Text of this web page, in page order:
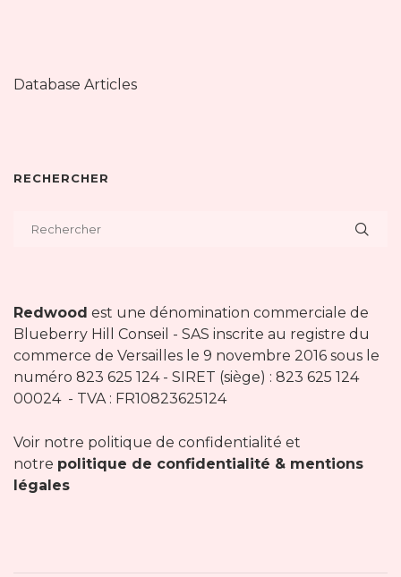
Database Articles
RECHERCHER
Redwood est une dénomination commerciale de
Blueberry Hill Conseil - SAS inscrite au registre du
commerce de Versailles le 9 novembre 2016 sous le
numéro 823 625 124 - SIRET (siège) : 823 625 124
00024 - TVA : FR10823625124
Voir notre politique de confidentialité et
notre politique de confidentialité & mentions
légales